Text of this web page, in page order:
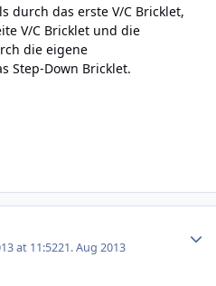
durch das erste V/C Bricklet,
V/C Bricklet und die
die eigene
Step-Down Bricklet.
at 11:5221. Aug 2013